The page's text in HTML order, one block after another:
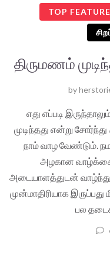
TOP
திருமணம்
by
எது எப்படி
முடிந்தது என்று
நாம் வாழ வேண்டும்.
அழகான
அடையாளத்துடன்
முன்மாதிரியாக
பல